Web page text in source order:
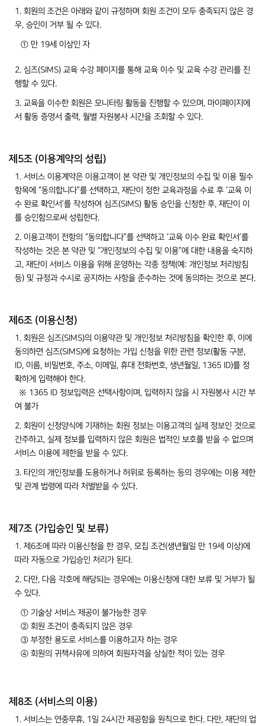
1. 회원의 조건은 아래와 같이 규정하며 회원 조건이 모두 충족되지 않은 경
우, 승인이 거부 될 수 있다.
① 만 19세 이상인 자
2. 심즈(SIMS) 교육 수강 페이지를 통해 교육 이수 및 교육 수강 관리를 진
행할 수 있다.
3. 교육을 이수한 회원은 모니터링 활동을 진행할 수 있으며, 마이페이지에
서 활동 증명서 출력, 월별 자원봉사 시간을 조회할 수 있다.
제5조 (이용계약의 성립)
1. 서비스 이용계약은 이용고객이 본 약관 및 개인정보의 수집 및 이용 필수
항목에 “동의합니다”를 선택하고, 재단이 정한 교육과정을 수료 후 ‘교육 이
수 완료 확인서’를 작성하여 심즈(SIMS) 활동 승인을 신청한 후, 재단이 이
를 승인함으로써 성립한다.
2. 이용고객이 전항의 “동의합니다”를 선택하고 ‘교육 이수 완료 확인서’를
작성하는 것은 본 약관 및 “개인정보의 수집 및 이용”에 대한 내용을 숙지하
고, 재단이 서비스 이용을 위해 운영하는 각종 정책(예: 개인정보 처리방침
등) 및 규정과 수시로 공지하는 사항을 준수하는 것에 동의하는 것으로 본다.
제6조 (이용신청)
1. 회원은 심즈(SIMS)의 이용약관 및 개인정보 처리방침을 확인한 후, 이에
동의하면 심즈(SIMS)에 요청하는 가입 신청을 위한 관련 정보(활동 구분,
ID, 이름, 비밀번호, 주소, 이메일, 휴대 전화번호, 생년월일, 1365 ID)를 정
확하게 입력해야 한다.
※ 1365 ID 정보입력은 선택사항이며, 입력하지 않을 시 자원봉사 시간 부
여 불가
2. 회원이 신청양식에 기재하는 회원 정보는 이용고객의 실제 정보인 것으로
간주하고, 실제 정보를 입력하지 않은 회원은 법적인 보호를 받을 수 없으며
서비스 이용에 제한을 받을 수 있다.
3. 타인의 개인정보를 도용하거나 허위로 등록하는 등의 경우에는 이용 제한
및 관계 법령에 따라 처벌받을 수 있다.
제7조 (가입승인 및 보류)
1. 제6조에 따라 이용신청을 한 경우, 모집 조건(생년월일 만 19세 이상)에
따라 자동으로 가입승인 처리가 된다.
2. 다만, 다음 각호에 해당되는 경우에는 이용신청에 대한 보류 및 거부가 될
수 있다.
① 기술상 서비스 제공이 불가능한 경우
② 회원 조건이 충족되지 않은 경우
③ 부정한 용도로 서비스를 이용하고자 하는 경우
④ 회원의 귀책사유에 의하여 회원자격을 상실한 적이 있는 경우
제8조 (서비스의 이용)
1. 서비스는 연중무휴, 1일 24시간 제공함을 원칙으로 한다. 다만, 재단의 업